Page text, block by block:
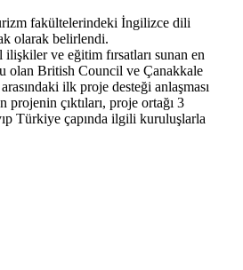
fakültelerindeki İngilizce dili
olarak belirlendi.
ve eğitim fırsatları sunan en
olan British Council ve Çanakkale
ilk proje desteği anlaşması
projenin çıktıları, proje ortağı 3
Türkiye çapında ilgili kuruluşlarla